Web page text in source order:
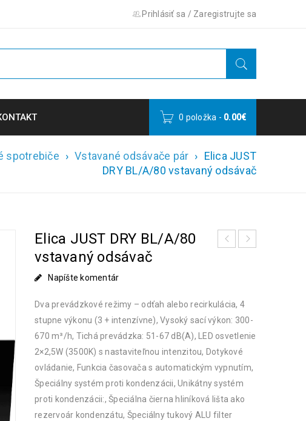
Prihlásiť sa / Zaregistrujte sa
0 položka - 0.00€
spotrebiče › Vstavané odsávače pár › Elica JUST
DRY BL/A/80 vstavaný odsávač
Elica JUST DRY BL/A/80
vstavaný odsávač
Napíšte komentár
Dva prevádzkové režimy – odťah alebo recirkulácia, 4
stupne výkonu (3 + intenzívne), Vysoký sací výkon: 300-
670 m³/h, Tichá prevádzka: 51-67 dB(A), LED osvetlenie
2×2,5W (3500K) s nastaviteľnou intenzitou, Dotykové
ovládanie, Funkcia časovača s automatickým vypnutím,
Špeciálny systém proti kondenzácii, Unikátny systém
proti kondenzácii:, Špeciálna čierna hliníková lišta ako
rezervoár kondenzátu, Špeciálny tukový ALU filter